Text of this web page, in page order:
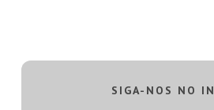
SIGA-NOS NO